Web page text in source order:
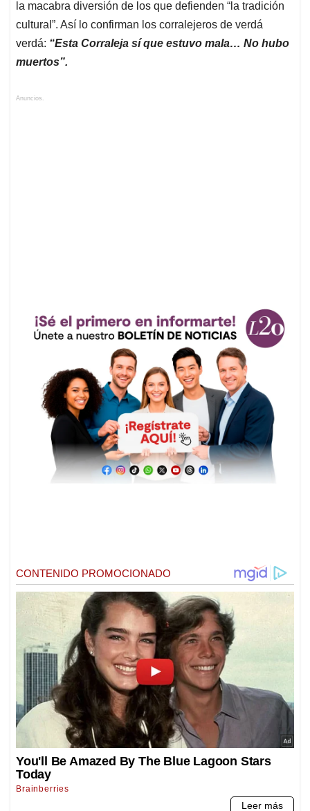
la macabra diversión de los que defienden “la tradición
cultural”. Así lo confirman los corralejeros de verdá
verdá: “Esta Corraleja sí que estuvo mala… No hubo
muertos”.
Anuncios.